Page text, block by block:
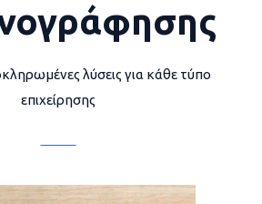
λύσεις για κάθε τύπο
επιχείρησης